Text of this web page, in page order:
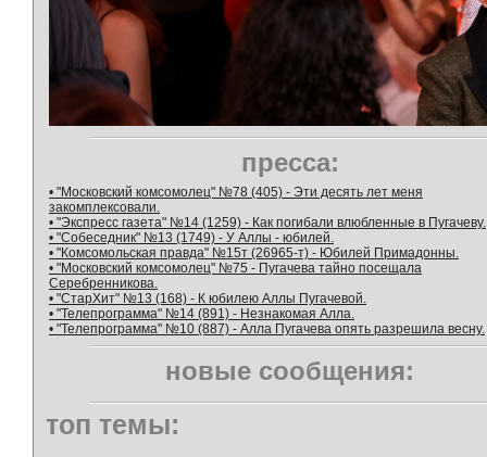
пресса:
• "Московский комсомолец" №78 (405) - Эти десять лет меня
закомплексовали.
• "Экспресс газета" №14 (1259) - Как погибали влюбленные в Пугачеву.
• "Собеседник" №13 (1749) - У Аллы - юбилей.
• "Комсомольская правда" №15т (26965-т) - Юбилей Примадонны.
• "Московский комсомолец" №75 - Пугачева тайно посещала
Серебренникова.
• "СтарХит" №13 (168) - К юбилею Аллы Пугачевой.
• "Телепрограмма" №14 (891) - Незнакомая Алла.
• "Телепрограмма" №10 (887) - Алла Пугачева опять разрешила весну.
новые сообщения:
топ темы: